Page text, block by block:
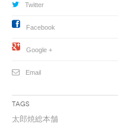
Twitter
Facebook
Google +
Email
Tags
太郎焼総本舗